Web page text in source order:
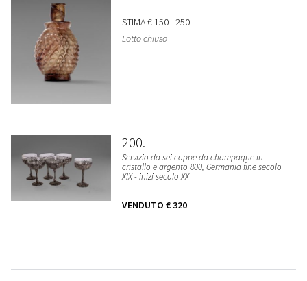
STIMA€ 150 - 250
Lotto chiuso
200
Servizio da sei coppe da champagne in
cristallo e argento 800, Germania fine secolo
XIX - inizi secolo XX
VENDUTO € 320